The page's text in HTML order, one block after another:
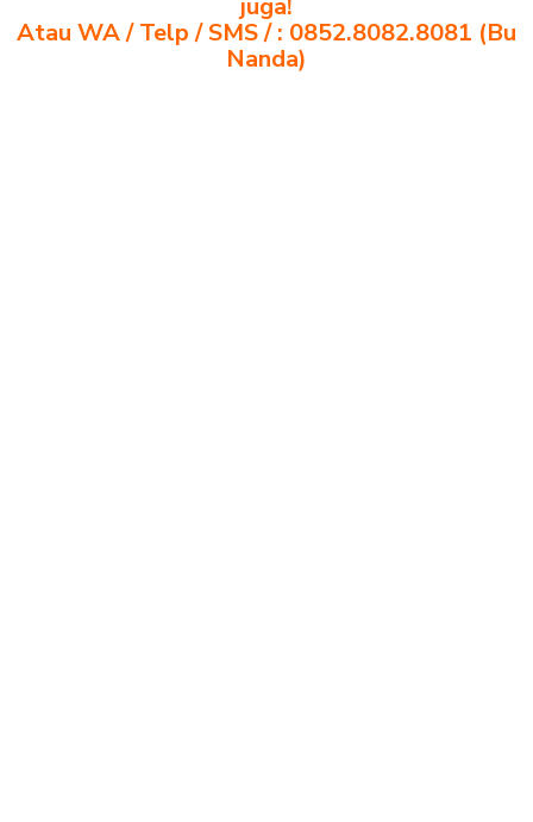
juga!
Atau WA / Telp / SMS / : 0852.8082.8081 (Bu
Nanda)